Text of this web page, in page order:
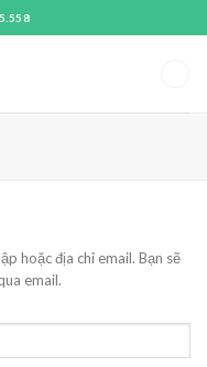
hoặc địa chỉ email. Bạn sẽ
email.